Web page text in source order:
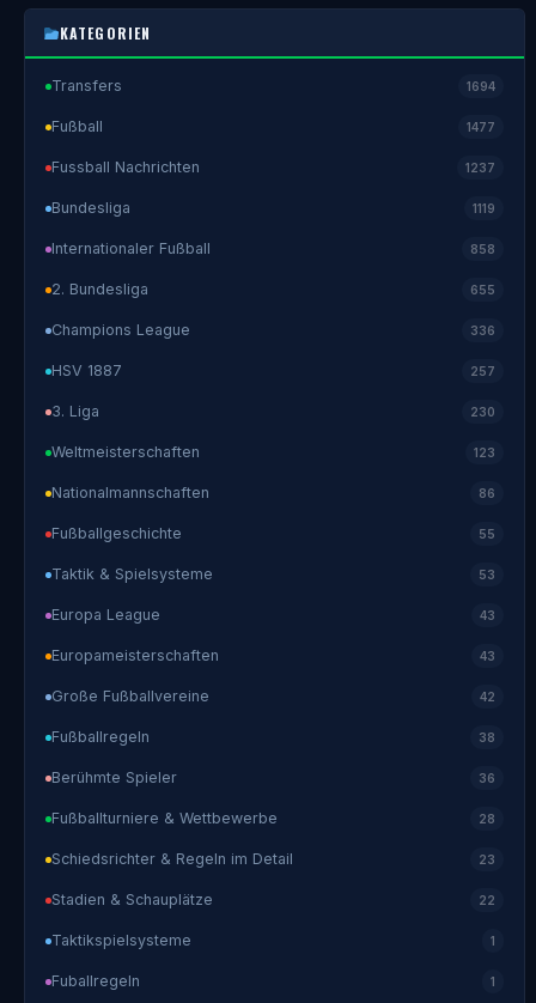
KATEGORIEN
Transfers 1694
Fußball 1477
Fussball Nachrichten 1237
Bundesliga 1119
Internationaler Fußball 858
2. Bundesliga 655
Champions League 336
HSV 1887 257
3. Liga 230
Weltmeisterschaften 123
Nationalmannschaften 86
Fußballgeschichte 55
Taktik & Spielsysteme 53
Europa League 43
Europameisterschaften 43
Große Fußballvereine 42
Fußballregeln 38
Berühmte Spieler 36
Fußballturniere & Wettbewerbe 28
Schiedsrichter & Regeln im Detail 23
Stadien & Schauplätze 22
Taktikspielsysteme 1
Fuballregeln 1